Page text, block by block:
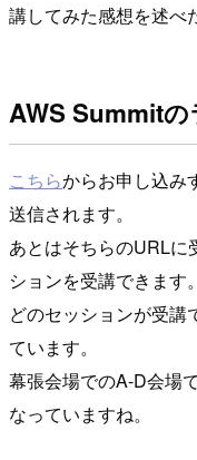
講してみた感想を述べ
AWS Summit
こちらからお申し込み
送信されます。
あとはそちらのURLに
ションを受講できます。
どのセッションが受講
ています。
幕張会場でのA-D会場
なっていますね。